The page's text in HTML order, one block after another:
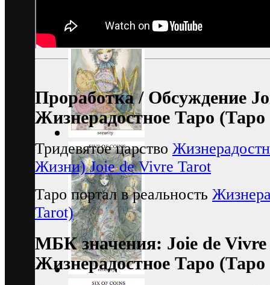
Проработка / Обсуждение
Жизнерадостное Таро
Тридевятое царство
Жизни) Joie de Vivre Tarot
Таро портал в реальность
Tarot)
МБК значения: Joie de
Жизнерадостное Таро